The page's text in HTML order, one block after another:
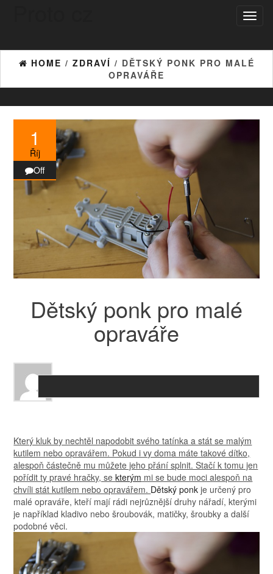
HOME / ZDRAVÍ / DĚTSKÝ PONK PRO MALÉ
OPRAVÁŘE
1
Říj
Off
Dětský ponk pro malé
opraváře
Který kluk by nechtěl napodobit svého tatínka a stát se malým
kutilem nebo opravářem. Pokud i vy doma máte takové dítko,
alespoň částečně mu můžete jeho přání splnit. Stačí k tomu jen
pořídit ty pravé hračky, sekterým mi se bude moci alespoň na
chvíli stát kutilem nebo opravářem. Dětský ponk je určený pro
malé opraváře, kteří mají rádi nejrůznější druhy nářadí, kterými
je například kladivo nebo šroubovák, matičky, šroubky a další
podobné věci.